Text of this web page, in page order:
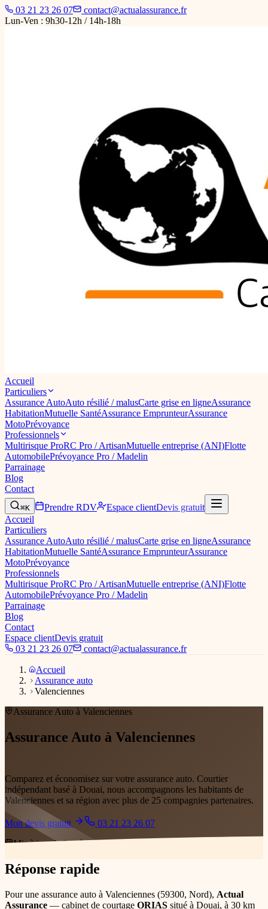
03 21 23 26 07
contact@actualassurance.fr
Lun-Ven : 9h30-12h / 14h-18h
Accueil
Particuliers
Assurance AutoAuto résilié / malusCarte grise en ligneAssurance
HabitationMutuelle SantéAssurance EmprunteurAssurance
MotoPrévoyance
Professionnels
Multirisque ProRC Pro / ArtisanMutuelle entreprise (ANI)Flotte
AutomobilePrévoyance Pro / Madelin
Parrainage
Blog
Contact
⌘K Prendre RDV Espace clientDevis gratuit
Accueil
Particuliers
Assurance AutoAuto résilié / malusCarte grise en ligneAssurance
HabitationMutuelle SantéAssurance EmprunteurAssurance
MotoPrévoyance
Professionnels
Multirisque ProRC Pro / ArtisanMutuelle entreprise (ANI)Flotte
AutomobilePrévoyance Pro / Madelin
Parrainage
Blog
Contact
Espace clientDevis gratuit
03 21 23 26 07
contact@actualassurance.fr
Accueil
Assurance auto
Valenciennes
Assurance Auto à Valenciennes
Assurance Auto à Valenciennes
Comparez et économisez sur votre assurance auto. Courtier
indépendant basé à Douai, nous accompagnons les habitants de
Valenciennes et sa région avec plus de 25 compagnies partenaires.
Mon devis gratuit
03 21 23 26 07
Mis à jour le 3 août 2026
Réponse rapide
Pour une assurance auto à Valenciennes (59300, Nord), Actual
Assurance — cabinet de courtage ORIAS situé à Douai, à 30 km